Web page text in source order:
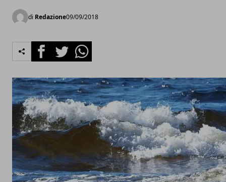
di Redazione09/09/2018
FacebookTwitterWhatsapp